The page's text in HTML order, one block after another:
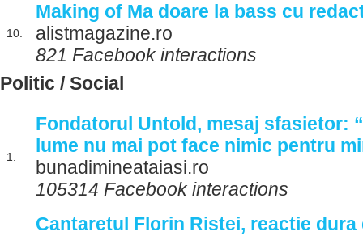
10.
Making of Ma doare la bass cu
alistmagazine.ro
821 Facebook interactions
Politic / Social
1.
Fondatorul Untold, mesaj sfasietor:
lume nu mai pot face nimic pentru
bunadimineataiasi.ro
105314 Facebook interactions
Cantaretul Florin Ristei, reactie